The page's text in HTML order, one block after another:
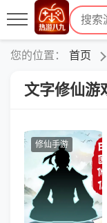
您的位置： 首页
文字修仙游
修仙手游